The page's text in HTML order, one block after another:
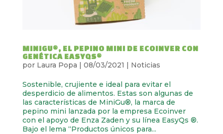
MINIGU®, EL PEPINO MINI DE ECOINVER CON
GENÉTICA EASYQS®
por Laura Popa | 08/03/2021 | Noticias
Sostenible, crujiente e ideal para evitar el
desperdicio de alimentos. Estas son algunas de
las características de MiniGu®, la marca de
pepino mini lanzada por la empresa Ecoinver
con el apoyo de Enza Zaden y su línea EasyQs ®.
Bajo el lema “Productos únicos para...